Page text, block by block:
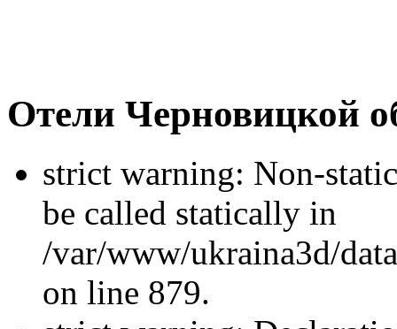
Отели Черновицкой
strict warning: Non-
be called statically in
/var/www/ukraina3d/
on line 879.